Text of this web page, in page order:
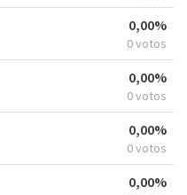
0,00%
0 votos
0,00%
0 votos
0,00%
0 votos
0,00%